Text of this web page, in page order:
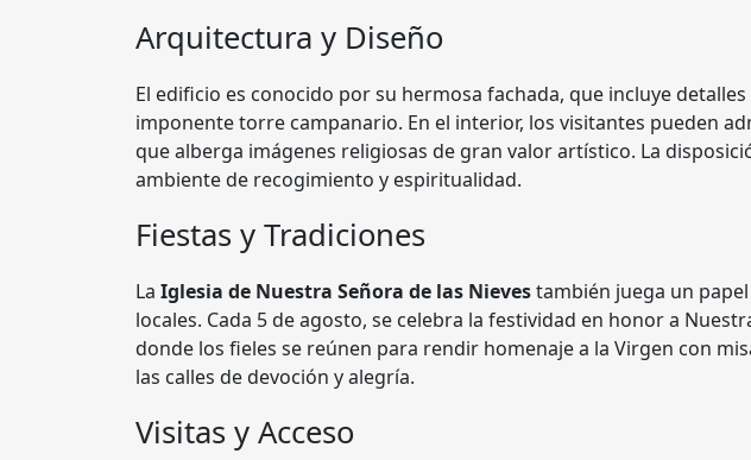
Arquitectura y Diseño
El edificio es conocido por su hermosa fachada, que incluye
imponente torre campanario. En el interior, los visitantes pueden
que alberga imágenes religiosas de gran valor artístico. La
ambiente de recogimiento y espiritualidad.
Fiestas y Tradiciones
La Iglesia de Nuestra Señora de las Nievestambién juega un
locales. Cada 5 de agosto, se celebra la festividad en honor a
donde los fieles se reúnen para rendir homenaje a la Virgen con
las calles de devoción y alegría.
Visitas y Acceso